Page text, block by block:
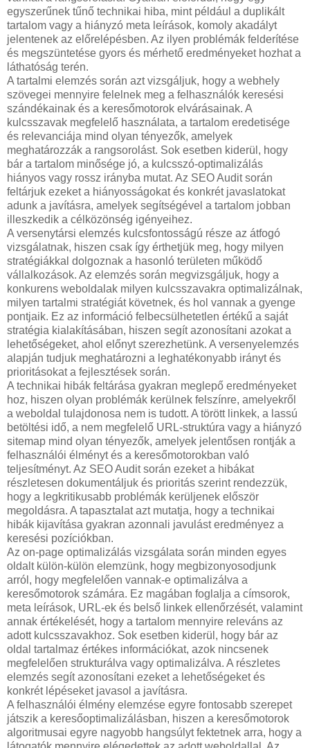
egyszerűnek tűnő technikai hiba, mint például a duplikált
tartalom vagy a hiányzó meta leírások, komoly akadályt
jelentenek az előrelépésben. Az ilyen problémák felderítése
és megszüntetése gyors és mérhető eredményeket hozhat a
láthatóság terén.
A tartalmi elemzés során azt vizsgáljuk, hogy a webhely
szövegei mennyire felelnek meg a felhasználók keresési
szándékainak és a keresőmotorok elvárásainak. A
kulcsszavak megfelelő használata, a tartalom eredetisége
és relevanciája mind olyan tényezők, amelyek
meghatározzák a rangsorolást. Sok esetben kiderül, hogy
bár a tartalom minősége jó, a kulcsszó-optimalizálás
hiányos vagy rossz irányba mutat. Az SEO Audit során
feltárjuk ezeket a hiányosságokat és konkrét javaslatokat
adunk a javításra, amelyek segítségével a tartalom jobban
illeszkedik a célközönség igényeihez.
A versenytársi elemzés kulcsfontosságú része az átfogó
vizsgálatnak, hiszen csak így érthetjük meg, hogy milyen
stratégiákkal dolgoznak a hasonló területen működő
vállalkozások. Az elemzés során megvizsgáljuk, hogy a
konkurens weboldalak milyen kulcsszavakra optimalizálnak,
milyen tartalmi stratégiát követnek, és hol vannak a gyenge
pontjaik. Ez az információ felbecsülhetetlen értékű a saját
stratégia kialakításában, hiszen segít azonosítani azokat a
lehetőségeket, ahol előnyt szerezhetünk. A versenyelemzés
alapján tudjuk meghatározni a leghatékonyabb irányt és
prioritásokat a fejlesztések során.
A technikai hibák feltárása gyakran meglepő eredményeket
hoz, hiszen olyan problémák kerülnek felszínre, amelyekről
a weboldal tulajdonosa nem is tudott. A törött linkek, a lassú
betöltési idő, a nem megfelelő URL-struktúra vagy a hiányzó
sitemap mind olyan tényezők, amelyek jelentősen rontják a
felhasználói élményt és a keresőmotorokban való
teljesítményt. Az SEO Audit során ezeket a hibákat
részletesen dokumentáljuk és prioritás szerint rendezzük,
hogy a legkritikusabb problémák kerüljenek először
megoldásra. A tapasztalat azt mutatja, hogy a technikai
hibák kijavítása gyakran azonnali javulást eredményez a
keresési pozíciókban.
Az on-page optimalizálás vizsgálata során minden egyes
oldalt külön-külön elemzünk, hogy megbizonyosodjunk
arról, hogy megfelelően vannak-e optimalizálva a
keresőmotorok számára. Ez magában foglalja a címsorok,
meta leírások, URL-ek és belső linkek ellenőrzését, valamint
annak értékelését, hogy a tartalom mennyire releváns az
adott kulcsszavakhoz. Sok esetben kiderül, hogy bár az
oldal tartalmaz értékes információkat, azok nincsenek
megfelelően strukturálva vagy optimalizálva. A részletes
elemzés segít azonosítani ezeket a lehetőségeket és
konkrét lépéseket javasol a javításra.
A felhasználói élmény elemzése egyre fontosabb szerepet
játszik a keresőoptimalizálásban, hiszen a keresőmotorok
algoritmusai egyre nagyobb hangsúlyt fektetnek arra, hogy a